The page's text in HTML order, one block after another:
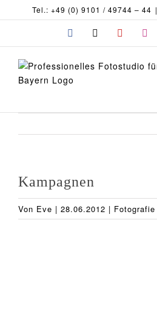
Inhalt
Tel.: +49 (0) 9101 / 49744 – 44 |
Facebook YouTube
Kampagnen
Von Eve | 28.06.2012 | Fotografie